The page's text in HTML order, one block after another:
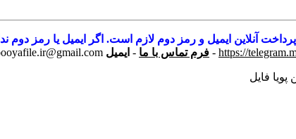
آنلاین ایمیل و رمز دوم لازم است. اگر ایمیل یا رمز دوم
https://
- فرم تماس با ما - ایمیل
پویا فایل